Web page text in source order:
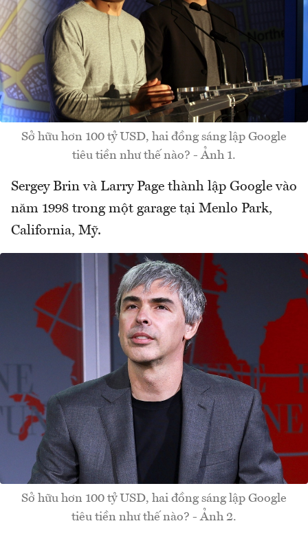
Sở hữu hơn 100 tỷ USD, hai đồng sáng lập Google
tiêu tiền như thế nào? - Ảnh 1.
Sergey Brin và Larry Page thành lập Google vào
năm 1998 trong một garage tại Menlo Park,
California, Mỹ.
Sở hữu hơn 100 tỷ USD, hai đồng sáng lập Google
tiêu tiền như thế nào? - Ảnh 2.